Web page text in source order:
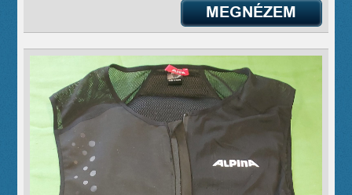
MEGNÉZEM